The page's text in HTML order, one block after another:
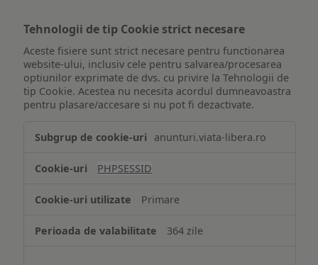
Tehnologii de tip Cookie strict necesare
Aceste fisiere sunt strict necesare pentru functionarea
website-ului, inclusiv cele pentru salvarea/procesarea
optiunilor exprimate de dvs. cu privire la Tehnologii de
tip Cookie. Acestea nu necesita acordul dumneavoastra
pentru plasare/accesare si nu pot fi dezactivate.
de
Cookie
necesare
anunturi.viata-libera.ro
PHPSESSID
Primare
364 zile